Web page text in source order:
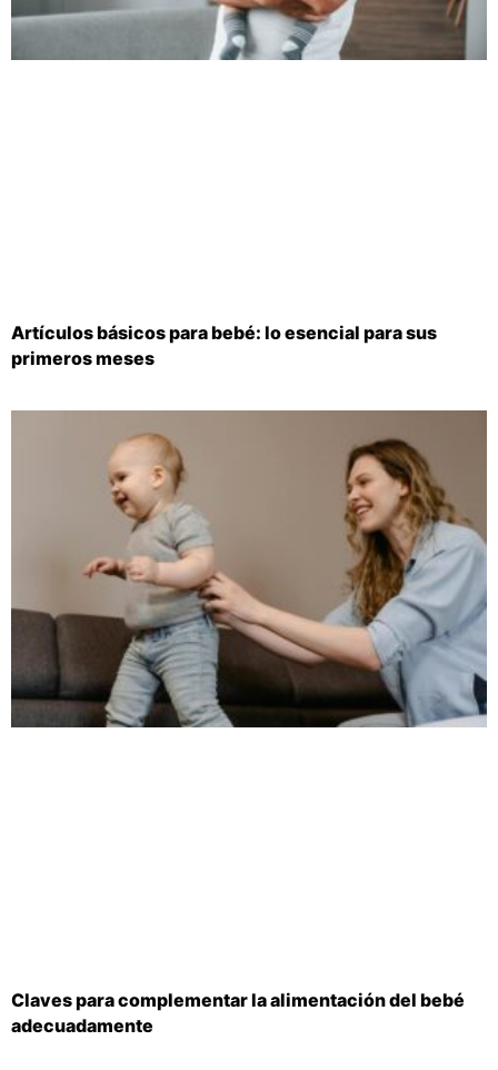
Artículos básicos para bebé: lo esencial para sus
primeros meses
Claves para complementar la alimentación del bebé
adecuadamente